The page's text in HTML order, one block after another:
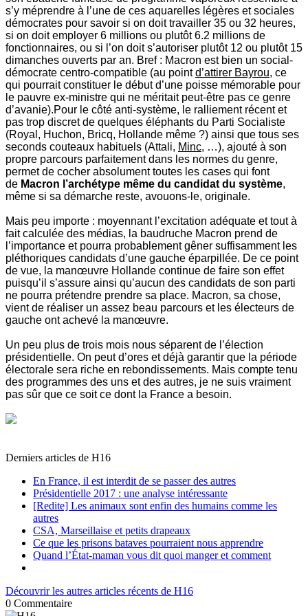
s’y méprendre à l’une de ces aquarelles légères et sociales
démocrates pour savoir si on doit travailler 35 ou 32 heures,
si on doit employer 6 millions ou plutôt 6.2 millions de
fonctionnaires, ou si l’on doit s’autoriser plutôt 12 ou plutôt 15
dimanches ouverts par an. Bref : Macron est bien un social-
démocrate centro-compatible (au pointd’attirer Bayrou, ce
qui pourrait constituer le début d’une poisse mémorable pour
le pauvre ex-ministre qui ne méritait peut-être pas ce genre
d’avanie).Pour le côté anti-système, le ralliement récent et
pas trop discret de quelques éléphants du Parti Socialiste
(Royal, Huchon, Bricq, Hollande même ?) ainsi que tous ses
seconds couteaux habituels (Attali, Minc, …), ajouté à son
propre parcours parfaitement dans les normes du genre,
permet de cocher absolument toutes les cases qui font
de Macron l’archétype même du candidat du système,
même si sa démarche reste, avouons-le, originale.
Mais peu importe : moyennant l’excitation adéquate et tout à
fait calculée des médias, la baudruche Macron prend de
l’importance et pourra probablement gêner suffisamment les
pléthoriques candidats d’une gauche éparpillée. De ce point
de vue, la manœuvre Hollande continue de faire son effet
puisqu’il s’assure ainsi qu’aucun des candidats de son parti
ne pourra prétendre prendre sa place. Macron, sa chose,
vient de réaliser un assez beau parcours et les électeurs de
gauche ont achevé la manœuvre.
Un peu plus de trois mois nous séparent de l’élection
présidentielle. On peut d’ores et déjà garantir que la période
électorale sera riche en rebondissements. Mais compte tenu
des programmes des uns et des autres, je ne suis vraiment
pas sûr que ce soit ce dont la France a besoin.
Derniers articles de H16
En France, il est interdit de se passer des autres
Présidentielle 2017 : une analyse intéressante
[Redite] Les animaux sont enfin des humains comme les
autres
CSA, Marseillaise et petits drapeaux
Ce que les prisons bataves pourraient nous apprendre
Quand l’État-maman vous dit quoi manger et comment
Découvrir les autres articles récents de H16
0 Commentaire